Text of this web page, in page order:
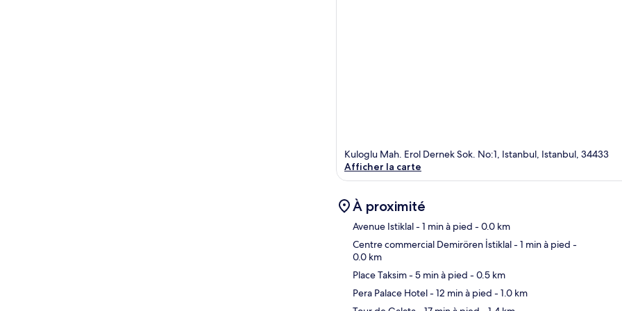
Kuloglu Mah. Erol Dernek Sok. No:1, Istanbul, Istanbul, 34433
Afficher la carte
À proximité
Avenue Istiklal- 1 min à pied - 0.0 km
Centre commercial Demirören İstiklal- 1 min à pied -
0.0 km
Place Taksim- 5 min à pied - 0.5 km
Pera Palace Hotel- 12 min à pied - 1.0 km